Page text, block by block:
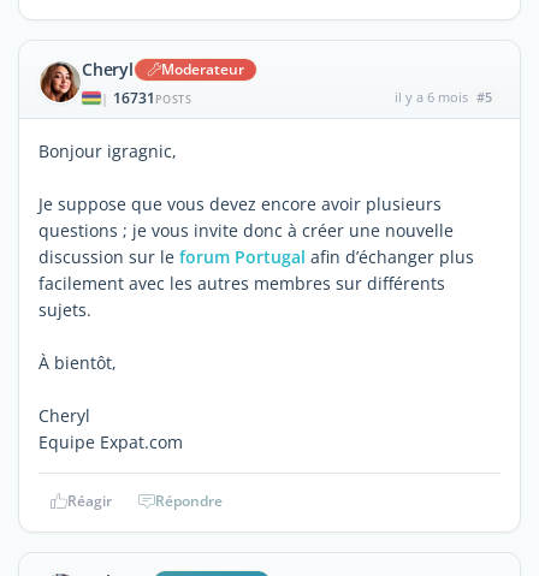
Cheryl Moderateur
| 16731 POSTS il y a 6 mois #5
Bonjour igragnic,
Je suppose que vous devez encore avoir plusieurs
questions ; je vous invite donc à créer une nouvelle
discussion sur le forum Portugal afin d’échanger plus
facilement avec les autres membres sur différents
sujets.
À bientôt,
Cheryl
Equipe Expat.com
Réagir Répondre